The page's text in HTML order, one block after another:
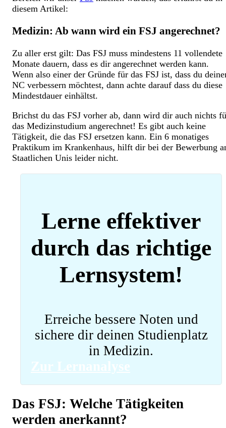
diesem Artikel:
Medizin: Ab wann wird ein FSJ angerechnet?
Zu aller erst gilt: Das FSJ muss mindestens 11 vollendete
Monate dauern, dass es dir angerechnet werden kann.
Wenn also einer der Gründe für das FSJ ist, dass du
NC verbessern möchtest, dann achte darauf dass du diese
Mindestdauer einhältst.
Brichst du das FSJ vorher ab, dann wird dir auch nichts
das Medizinstudium angerechnet! Es gibt auch keine
Tätigkeit, die das FSJ ersetzen kann. Ein 6 monatiges
Praktikum im Krankenhaus, hilft dir bei der Bewerbung
Staatlichen Unis leider nicht.
Lerne effektiver
durch das richtige
Lernsystem!
Erreiche bessere Noten und
sichere dir deinen Studienplatz
in Medizin.
Zur Lernanalyse
Das FSJ: Welche Tätigkeiten
werden anerkannt?